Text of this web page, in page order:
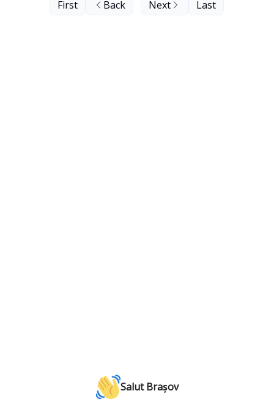
First Back Next Last
Salut Brașov